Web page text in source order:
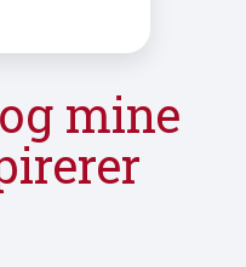
mine